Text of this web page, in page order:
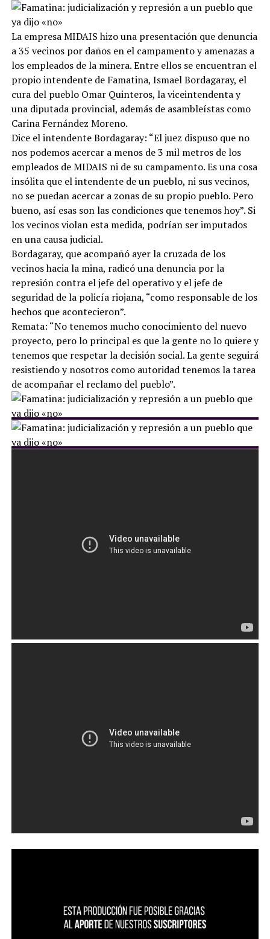
La empresa MIDAIS hizo una presentación que denuncia
a 35 vecinos por daños en el campamento y amenazas a
los empleados de la minera. Entre ellos se encuentran el
propio intendente de Famatina, Ismael Bordagaray, el
cura del pueblo Omar Quinteros, la viceintendenta y
una diputada provincial, además de asambleístas como
Carina Fernández Moreno.
Dice el intendente Bordagaray: “El juez dispuso que no
nos podemos acercar a menos de 3 mil metros de los
empleados de MIDAIS ni de su campamento. Es una cosa
insólita que el intendente de un pueblo, ni sus vecinos,
no se puedan acercar a zonas de su propio pueblo. Pero
bueno, así esas son las condiciones que tenemos hoy”. Si
los vecinos violan esta medida, podrían ser imputados
en una causa judicial.
Bordagaray, que acompañó ayer la cruzada de los
vecinos hacia la mina, radicó una denuncia por la
represión contra el jefe del operativo y el jefe de
seguridad de la policía riojana, “como responsable de los
hechos que acontecieron”.
Remata: “No tenemos mucho conocimiento del nuevo
proyecto, pero lo principal es que la gente no lo quiere y
tenemos que respetar la decisión social. La gente seguirá
resistiendo y nosotros como autoridad tenemos la tarea
de acompañar el reclamo del pueblo”.